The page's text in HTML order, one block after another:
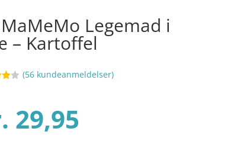
Legemad i
– Kartoffel
(56kundeanmeldelser)
29,95